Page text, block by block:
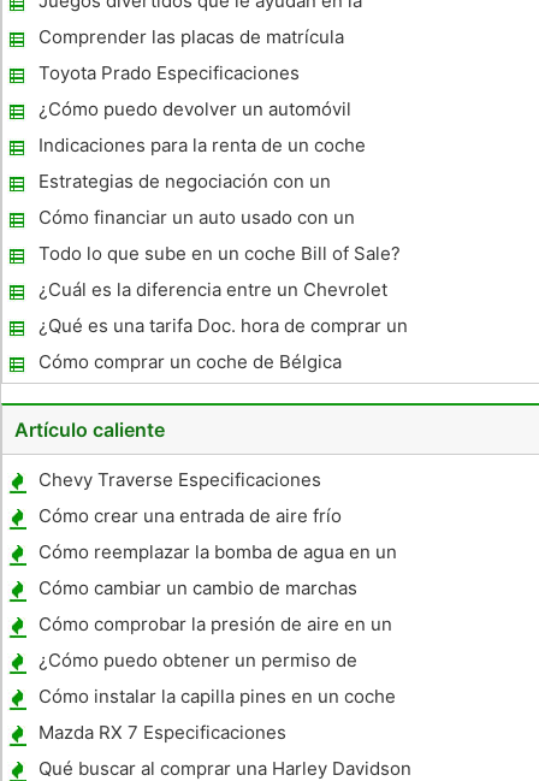
prueba de conducción de un coche
Comprender las placas de matrícula
Toyota Prado Especificaciones
¿Cómo puedo devolver un automóvil
nuevo?
Indicaciones para la renta de un coche
Estrategias de negociación con un
vendedor de autos nuevos
Cómo financiar un auto usado con un
comercio de
Todo lo que sube en un coche Bill of Sale?
¿Cuál es la diferencia entre un Chevrolet
Tahoe LT y un LS?
¿Qué es una tarifa Doc. hora de comprar un
coche?
Cómo comprar un coche de Bélgica
Artículo caliente
Chevy Traverse Especificaciones
Cómo crear una entrada de aire frío
Cómo reemplazar la bomba de agua en un
95 Volvo 850
Cómo cambiar un cambio de marchas
automático en un GTO 2005
Cómo comprobar la presión de aire en un
neumático en un Chevy Cobalt
¿Cómo puedo obtener un permiso de
aprendizaje por aprender en el hogar?
Cómo instalar la capilla pines en un coche
Mazda RX 7 Especificaciones
Qué buscar al comprar una Harley Davidson